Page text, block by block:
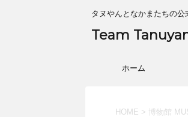
タヌやんとなかまたちの公
Team
ホーム
HOME > 博物館